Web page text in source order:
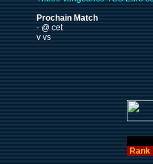
Prochain Match
- @ cet
v vs
Rank